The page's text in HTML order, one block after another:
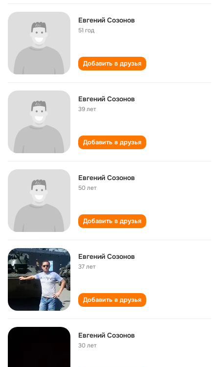
Евгений Созонов
51 год
Добавить в друзья
Евгений Созонов
39 лет
Добавить в друзья
Евгений Созонов
50 лет
Добавить в друзья
Евгений Созонов
37 лет
Добавить в друзья
Евгений Созонов
30 лет